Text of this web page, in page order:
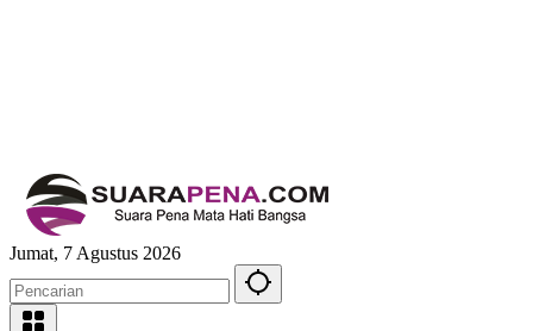
Jumat, 7 Agustus 2026